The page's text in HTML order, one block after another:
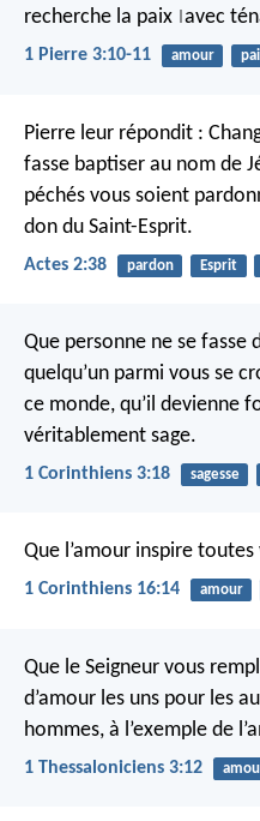
recherche la paix avec
1 Pierre 3:10-11 amour
Pierre leur répondit :
fasse baptiser au nom de
péchés vous soient
don du Saint-Esprit.
Actes 2:38 pardon Esprit
Que personne ne se fasse
quelqu’un parmi vous se
ce monde, qu’il devienne
véritablement sage.
1 Corinthiens 3:18 sagesse
Que l’amour inspire
1 Corinthiens 16:14 amour
Que le Seigneur vous
d’amour les uns pour les
hommes, à l’exemple de
1 Thessaloniciens 3:12